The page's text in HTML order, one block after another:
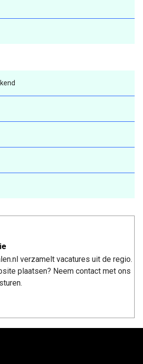
verzamelt vacatures uit de regio.
plaatsen? Neem contact met ons